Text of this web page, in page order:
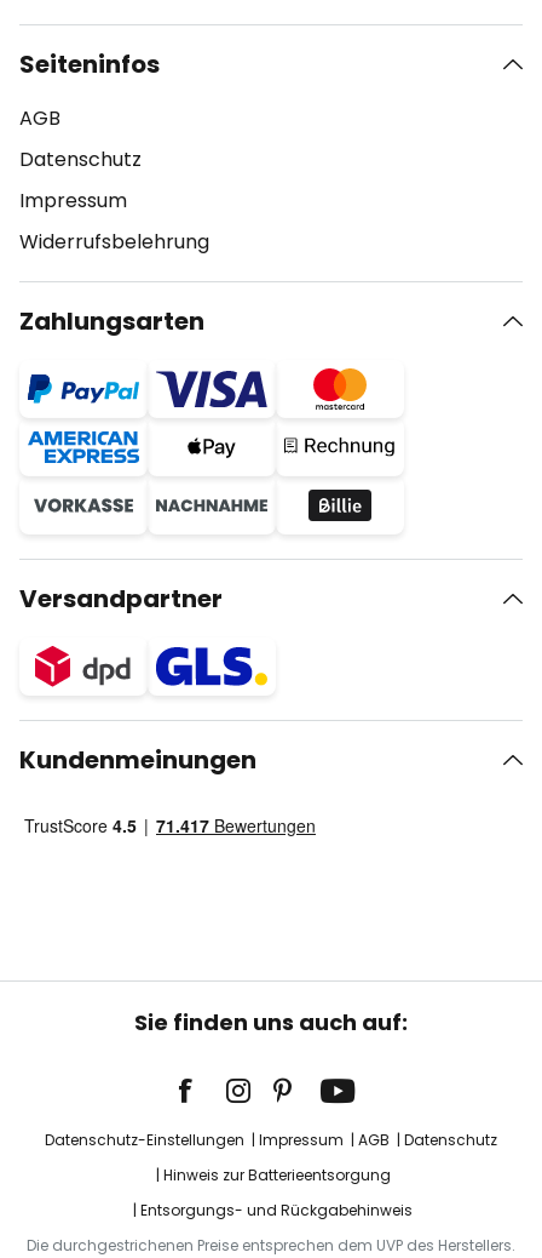
Seiteninfos
AGB
Datenschutz
Impressum
Widerrufsbelehrung
Zahlungsarten
Versandpartner
Kundenmeinungen
Sie finden uns auch auf:
Datenschutz-Einstellungen Impressum AGB
Datenschutz
Hinweis zur Batterieentsorgung
Entsorgungs- und Rückgabehinweis
Die durchgestrichenen Preise entsprechen dem UVP des Herstellers.